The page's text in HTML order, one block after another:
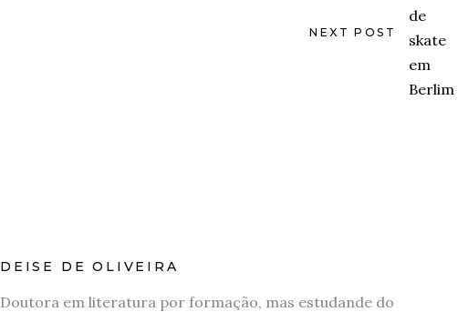
NEXT POST
DEISE DE OLIVEIRA
Doutora em literatura por formação, mas estudande do